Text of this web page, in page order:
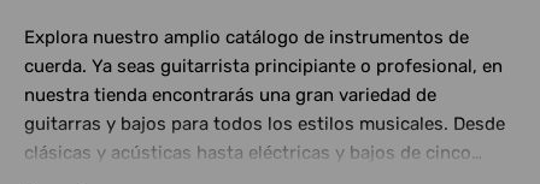
Explora nuestro amplio catálogo de instrumentos de
cuerda. Ya seas guitarrista principiante o profesional, en
nuestra tienda encontrarás una gran variedad de
guitarras y bajos para todos los estilos musicales. Desde
clásicas y acústicas hasta eléctricas y bajos de cinco